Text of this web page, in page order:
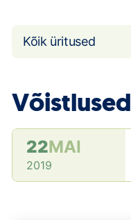
Kõik üritused
Võistlused
22MAI
2019